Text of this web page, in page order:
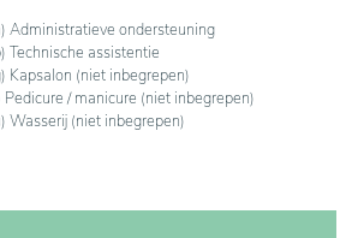
Administratieve ondersteuning
Technische assistentie
Kapsalon (niet inbegrepen)
Pedicure / manicure (niet inbegrepen)
Wasserij (niet inbegrepen)